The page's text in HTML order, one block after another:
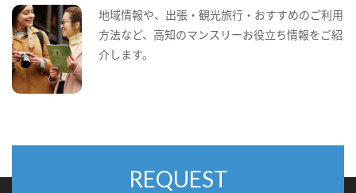
地域情報や、出張・観光旅行・おすすめのご利用
方法など、高知のマンスリーお役立ち情報をご紹
介します。
REQUEST